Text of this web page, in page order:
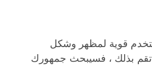
قوية لمظهر وشكل
تقم بذلك ، فسيبحث جمهورك